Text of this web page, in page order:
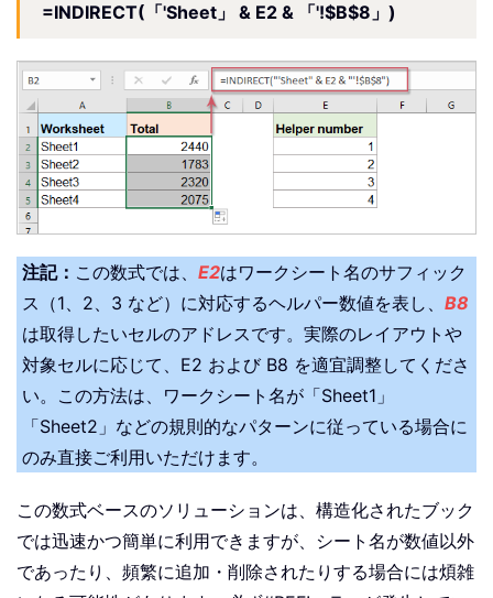
=INDIRECT(「'Sheet」 & E2 & 「'!$B$8」)
注記： この数式では、 E2はワークシート名のサフィック
ス（1、2、3 など）に対応するヘルパー数値を表し、 B8
は取得したいセルのアドレスです。実際のレイアウトや
対象セルに応じて、E2 および B8 を適宜調整してくださ
い。この方法は、ワークシート名が「Sheet1」
「Sheet2」などの規則的なパターンに従っている場合に
のみ直接ご利用いただけます。
この数式ベースのソリューションは、構造化されたブック
では迅速かつ簡単に利用できますが、シート名が数値以外
であったり、頻繁に追加・削除されたりする場合には煩雑